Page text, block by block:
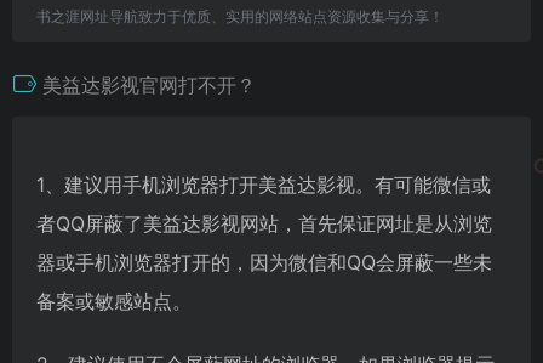
书之涯网址导航致力于优质、实用的网络站点资源收集与分享！
美益达影视官网打不开？
1、建议用手机浏览器打开美益达影视。有可能微信或
者QQ屏蔽了美益达影视网站，首先保证网址是从浏览
器或手机浏览器打开的，因为微信和QQ会屏蔽一些未
备案或敏感站点。